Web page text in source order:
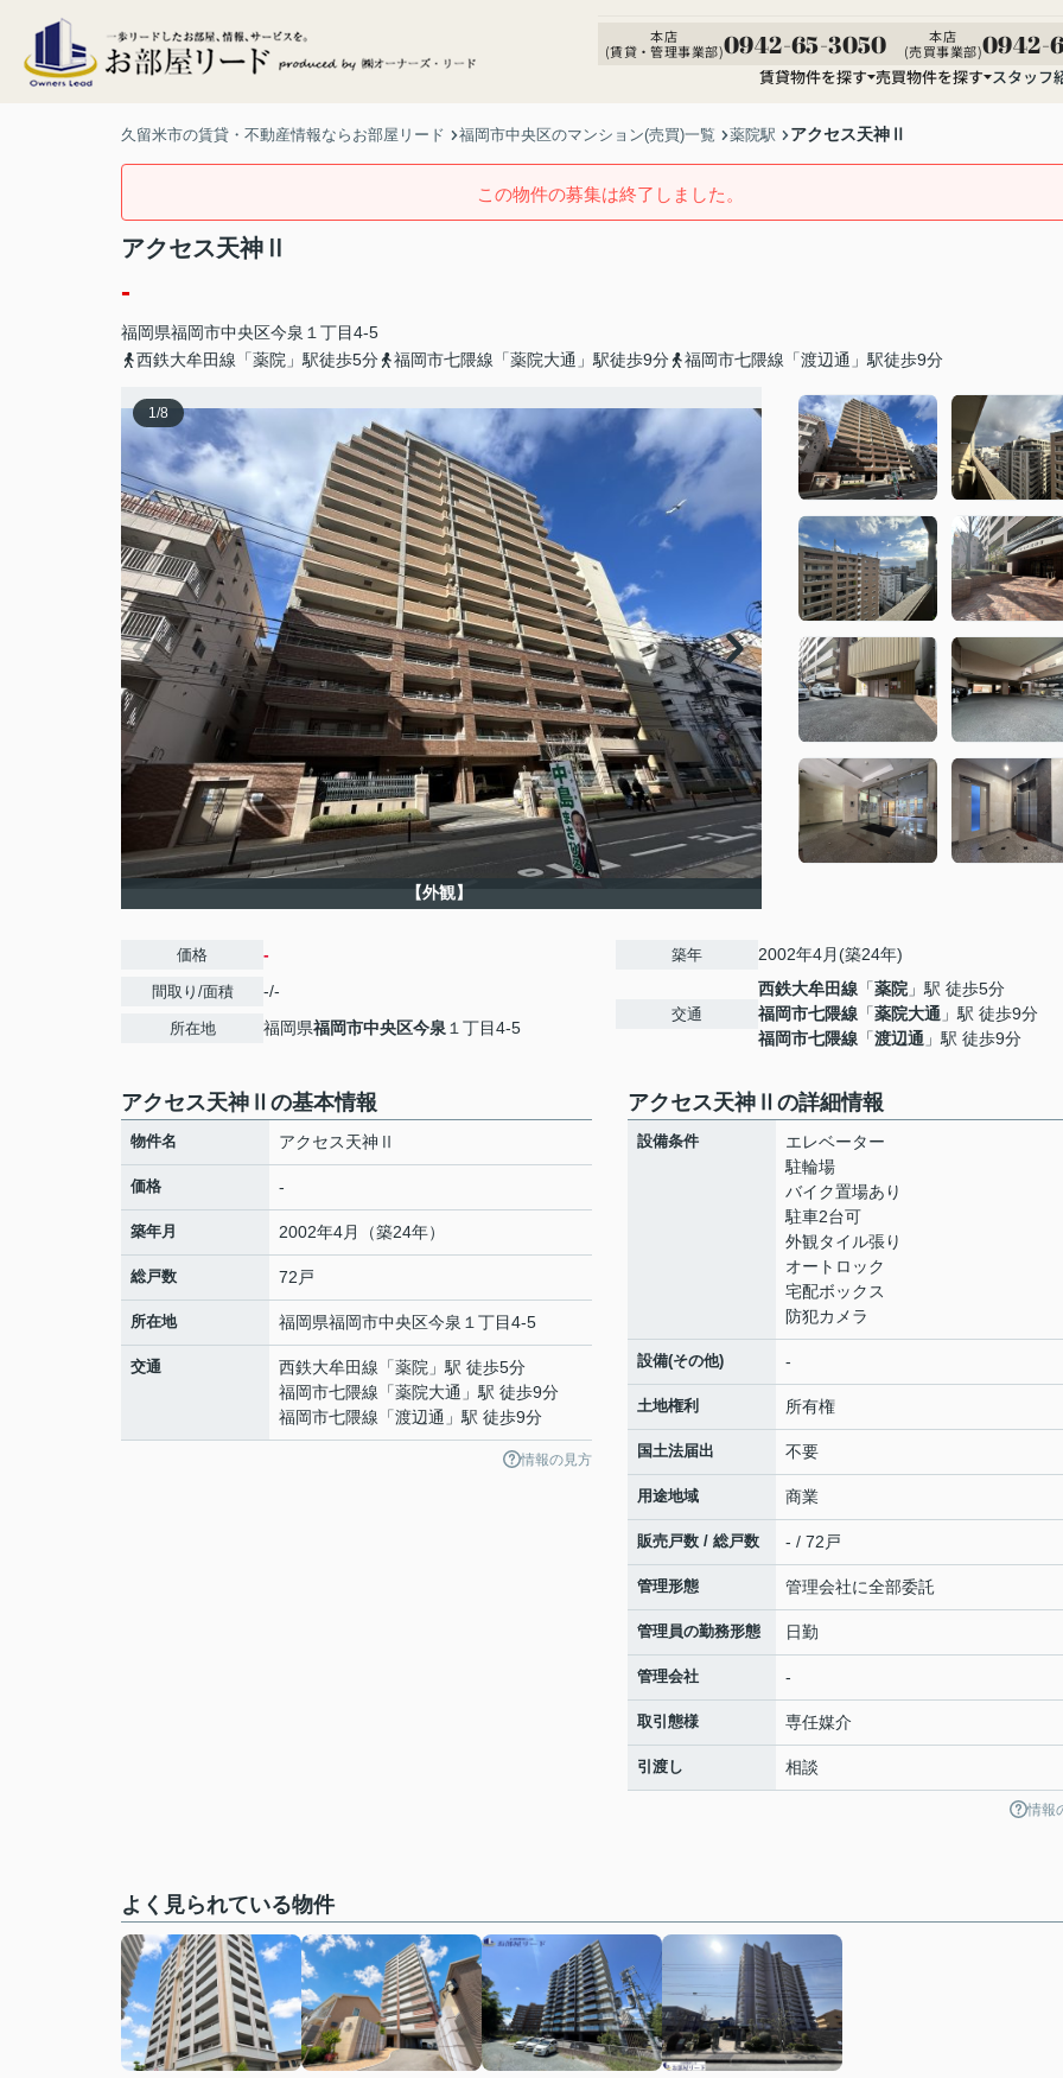
本店
(賃貸・管理事業部)0942-65-3050
本店
(売買事業部)0942-
賃貸物件を探す 売買物件を探す スタッフ
久留米市の賃貸・不動産情報ならお部屋リード 福岡市中央区のマンション(売買)一覧 薬院駅 アクセス天神Ⅱ
この物件の募集は終了しました。
アクセス天神Ⅱ
-
福岡県福岡市中央区今泉 １丁目4-5
西鉄大牟田線「薬院」駅徒歩5分
福岡市七隈線「薬院大通」駅徒歩9分 福岡市七隈線「渡辺通」駅徒歩9分
1/8
【外観】
価格 -
間取り/面積 -/-
所在地 福岡県福岡市中央区今泉 １丁目4-5
築年 2002年4月(築24年)
交通
西鉄大牟田線 「薬院 」駅 徒歩5分
福岡市七隈線 「薬院大通 」駅 徒歩9分
福岡市七隈線 「渡辺通 」駅 徒歩9分
アクセス天神Ⅱの基本情報
物件名 アクセス天神Ⅱ
価格 -
築年月 2002年4月（築24年）
総戸数 72戸
所在地 福岡県福岡市中央区今泉 １丁目4-5
交通 西鉄大牟田線 「薬院 」駅 徒歩5分
福岡市七隈線 「薬院大通 」駅 徒歩9分
福岡市七隈線 「渡辺通 」駅 徒歩9分
情報の見方
アクセス天神Ⅱの詳細情報
設備条件
エレベーター
駐輪場
バイク置場あり
駐車2台可
外観タイル張り
オートロック
宅配ボックス
防犯カメラ
設備(その他) -
土地権利 所有権
国土法届出 不要
用途地域 商業
販売戸数 / 総戸数 - / 72戸
管理形態 管理会社に全部委託
管理員の勤務形態 日勤
管理会社 -
取引態様 専任媒介
引渡し 相談
情報
よく見られている物件